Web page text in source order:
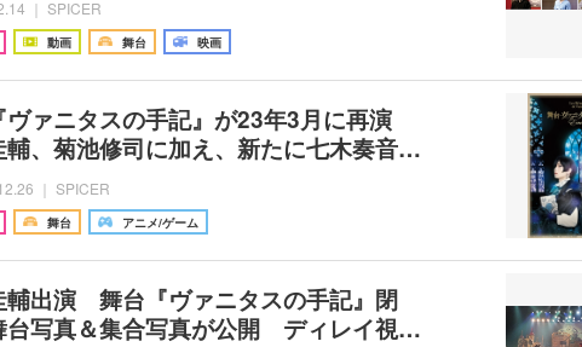
｜ SPICER
動画 舞台 映画
ヴァニタスの手記』が23年3月に再演
輔、菊池修司に加え、新たに七木奏音…
｜ SPICER
舞台 アニメ/ゲーム
輔出演 舞台『ヴァニタスの手記』閉
写真＆集合写真が公開 ディレイ視…